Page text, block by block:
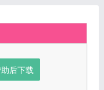
后下载